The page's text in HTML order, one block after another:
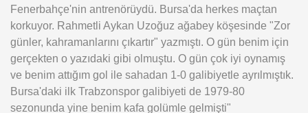
Fenerbahçe'nin antrenörüydü. Bursa'da herkes maçtan
korkuyor. Rahmetli Aykan Uzoğuz ağabey köşesinde "Zor
günler, kahramanlarını çıkartır" yazmıştı. O gün benim için
gerçekten o yazıdaki gibi olmuştu. O gün çok iyi oynamış
ve benim attığım gol ile sahadan 1-0 galibiyetle ayrılmıştık.
Bursa'daki ilk Trabzonspor galibiyeti de 1979-80
sezonunda yine benim kafa golümle gelmişti"